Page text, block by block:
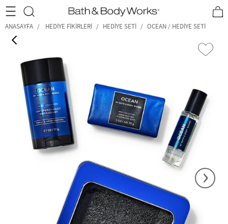
•2200₺ ve Üzeri Kargo Ücretsiz!• *Promosyon Detayları
ANASAYFA HEDIYE FIKIRLERI HEDIYE SETI OCEAN / HEDIYE SETI
›